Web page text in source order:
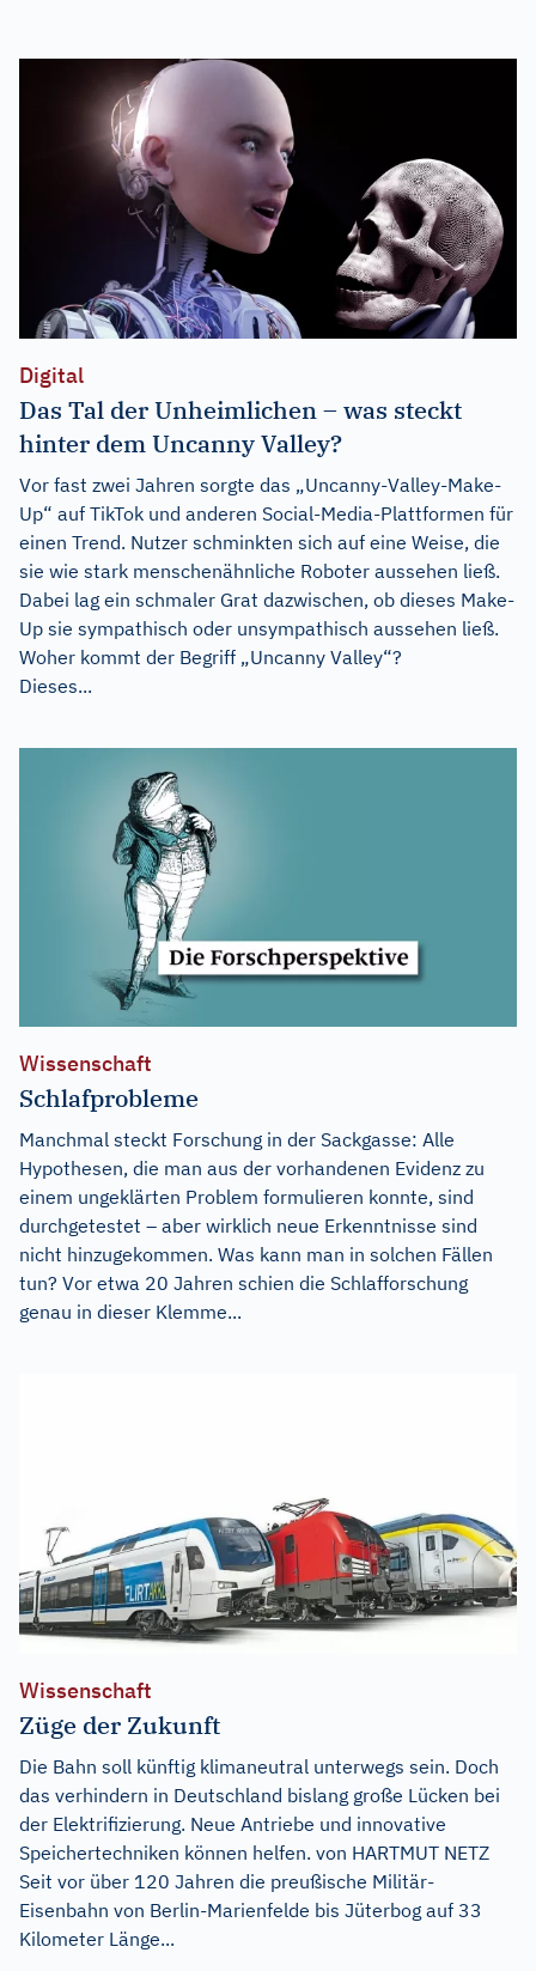
Digital
Das Tal der Unheimlichen – was steckt
hinter dem Uncanny Valley?
Vor fast zwei Jahren sorgte das „Uncanny-Valley-Make-
Up“ auf TikTok und anderen Social-Media-Plattformen für
einen Trend. Nutzer schminkten sich auf eine Weise, die
sie wie stark menschenähnliche Roboter aussehen ließ.
Dabei lag ein schmaler Grat dazwischen, ob dieses Make-
Up sie sympathisch oder unsympathisch aussehen ließ.
Woher kommt der Begriff „Uncanny Valley“?
Dieses...
Wissenschaft
Schlafprobleme
Manchmal steckt Forschung in der Sackgasse: Alle
Hypothesen, die man aus der vorhandenen Evidenz zu
einem ungeklärten Problem formulieren konnte, sind
durchgetestet – aber wirklich neue Erkenntnisse sind
nicht hinzugekommen. Was kann man in solchen Fällen
tun? Vor etwa 20 Jahren schien die Schlafforschung
genau in dieser Klemme...
Wissenschaft
Züge der Zukunft
Die Bahn soll künftig klimaneutral unterwegs sein. Doch
das verhindern in Deutschland bislang große Lücken bei
der Elektrifizierung. Neue Antriebe und innovative
Speichertechniken können helfen. von HARTMUT NETZ
Seit vor über 120 Jahren die preußische Militär-
Eisenbahn von Berlin-Marienfelde bis Jüterbog auf 33
Kilometer Länge...